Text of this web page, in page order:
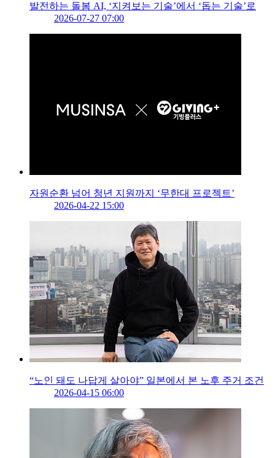
발전하는 돌봄 AI, ‘지켜보는 기술’에서 ‘돕는 기술’로
2026-07-27 07:00
자원순환 넘어 청년 지원까지 ‘무한대 프로젝트’
2026-04-22 15:00
“노인 돼도 나답게 살아야” 일본에서 본 노후 주거 조건
2026-04-15 06:00